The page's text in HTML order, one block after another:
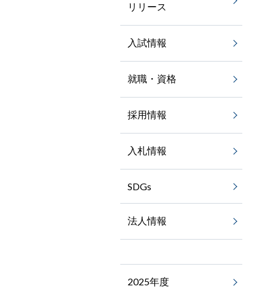
リリース
入試情報
就職・資格
採用情報
入札情報
SDGs
法人情報
2025年度